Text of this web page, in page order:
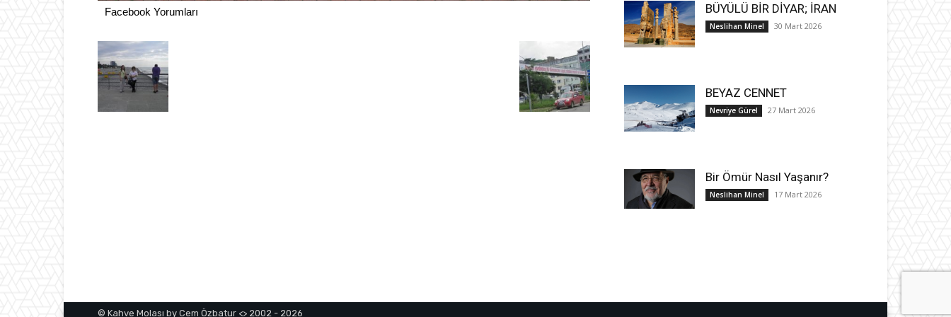
Facebook Yorumları BÜYÜLÜ BİR DİYAR; İRAN
Neslihan Minel 30 Mart 2026
BEYAZ CENNET
Nevriye Gürel 27 Mart 2026
Bir Ömür Nasıl Yaşanır?
Neslihan Minel 17 Mart 2026
© Kahve Molası by Cem Özbatur <> 2002 - 2026